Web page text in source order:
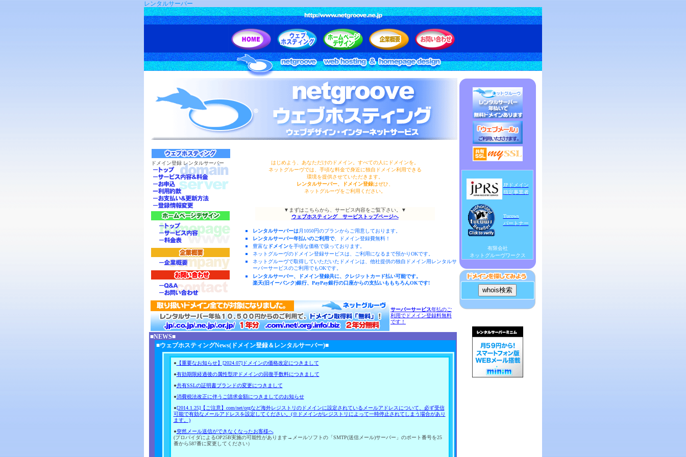
レンタルサーバー
ドメイン登録 レンタルサーバー
はじめよう、あなただけのドメイン。すべての人にドメインを。
ネットグルーヴでは、手頃な料金で身近に独自ドメイン利用できる
環境を提供させていただきます。
レンタルサーバー、ドメイン登録はぜひ、
ネットグルーヴをご利用ください。
▼まずはこちらから、サービス内容をご覧下さい。▼
ウェブホスティング サービストップページへ
レンタルサーバーは月1050円のプランからご用意しております。
レンタルサーバー年払いのご利用で、ドメイン登録費無料！
豊富な ドメインを手頃な価格で扱っております。
ネットグルーヴのドメイン登録サービスは、ご利用になるまで預かりOKです。
ネットグルーヴで取得していただいたドメインは、他社提供の独自ドメイン用レンタルサ
ーバーサービスのご利用でもOKです。
レンタルサーバー、ドメイン登録共に、クレジットカード払い可能です。
楽天(旧イーバンク)銀行、PayPay銀行の口座からの支払いももちろんOKです!
サーバーサービス年払のご
利用でドメイン登録料無料
です！
■NEWS■
■ウェブホスティングNews(ドメイン登録＆レンタルサーバー)■
● 【重要なお知らせ】[2024.07]ドメインの価格改定につきまして
●有効期限経過後の属性型JPドメインの回復手数料につきまして
●共有SSLの証明書ブランドの変更につきまして
●消費税法改正に伴うご請求金額につきましてのお知らせ
●[2014.1.25]【ご注意】com/net/orgなど海外レジストリのドメインに設定されているメールアドレスについて、必ず受信
可能で有効なメールアドレスを設定してください。(※ドメインがレジストリによって一時停止されてしまう場合があり
ます。)
●突然メール送信ができなくなったお客様へ
(プロバイダによるOP25B実施の可能性があります→メールソフトの「SMTP(送信メール)サーバー」のポート番号を25
番から587番に変更してください）
JPドメイン
指定事業者
Tucows
パートナー
有限会社
ネットグルーヴワークス